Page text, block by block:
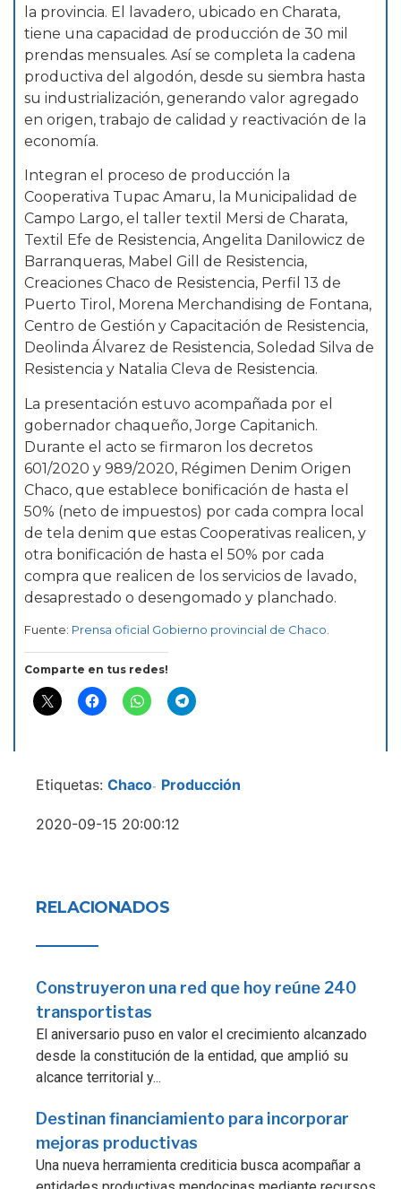
la provincia. El lavadero, ubicado en Charata,
tiene una capacidad de producción de 30 mil
prendas mensuales. Así se completa la cadena
productiva del algodón, desde su siembra hasta
su industrialización, generando valor agregado
en origen, trabajo de calidad y reactivación de la
economía.
Integran el proceso de producción la
Cooperativa Tupac Amaru, la Municipalidad de
Campo Largo, el taller textil Mersi de Charata,
Textil Efe de Resistencia, Angelita Danilowicz de
Barranqueras, Mabel Gill de Resistencia,
Creaciones Chaco de Resistencia, Perfil 13 de
Puerto Tirol, Morena Merchandising de Fontana,
Centro de Gestión y Capacitación de Resistencia,
Deolinda Álvarez de Resistencia, Soledad Silva de
Resistencia y Natalia Cleva de Resistencia.
La presentación estuvo acompañada por el
gobernador chaqueño, Jorge Capitanich.
Durante el acto se firmaron los decretos
601/2020 y 989/2020, Régimen Denim Origen
Chaco, que establece bonificación de hasta el
50% (neto de impuestos) por cada compra local
de tela denim que estas Cooperativas realicen, y
otra bonificación de hasta el 50% por cada
compra que realicen de los servicios de lavado,
desaprestado o desengomado y planchado.
Fuente: Prensa oficial Gobierno provincial de Chaco
Comparte en tus redes!
Etiquetas: Chaco- Producción
2020-09-15 20:00:12
RELACIONADOS
Construyeron una red que hoy reúne 240
transportistas
El aniversario puso en valor el crecimiento alcanzado
desde la constitución de la entidad, que amplió su
alcance territorial y...
Destinan financiamiento para incorporar
mejoras productivas
Una nueva herramienta crediticia busca acompañar a